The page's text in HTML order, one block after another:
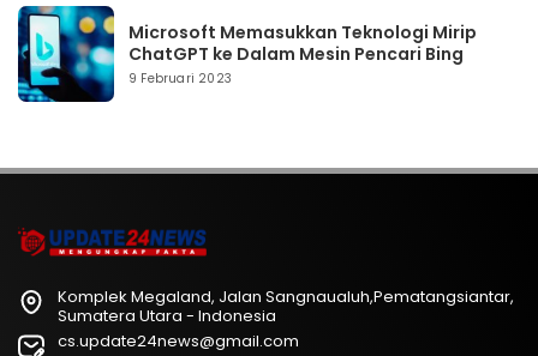
Microsoft Memasukkan Teknologi Mirip
ChatGPT ke Dalam Mesin Pencari Bing
9 Februari 2023
Komplek Megaland, Jalan Sangnaualuh,Pematangsiantar,
Sumatera Utara - Indonesia
cs.update24news@gmail.com